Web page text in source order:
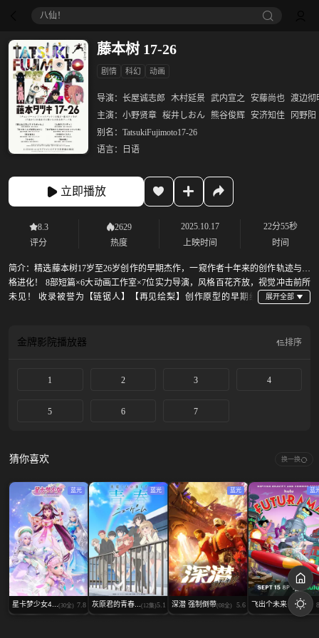
八仙！
藤本树 17-26
剧情 科幻 动画
导演： 长屋诚志郎 木村延景 武内宣之 安藤尚也 渡边彻
主演： 小野贤章 桜井しおん 熊谷俊辉 安济知佳
冈野阳
别名： TatsukiFujimoto17-26
语言：
日语
立即播放
8.3
评分
2629
热度
2025.10.17
上映时间
22分55秒
时间
简介：精选藤本树17岁至26岁创作的早期杰作，一窥作者十年来的创作轨迹与风
格进化！ 8部短篇×6大动画工作室×7位实力导演，风格百花齐放，视觉冲击前所
未见！ 收录被誉为【链锯人】【再见绘梨】创作原型的早期经
金牌影院播放器 排序
1 2 3 4
5 6 7
猜你喜欢 换一换
蓝光
星卡梦少女4... (30全) 7.8
蓝光
灰原君的青春... (12集)5.1
蓝光
深潜 强制倒带(08全) 5.6
蓝
飞出个未来 ...(10全)